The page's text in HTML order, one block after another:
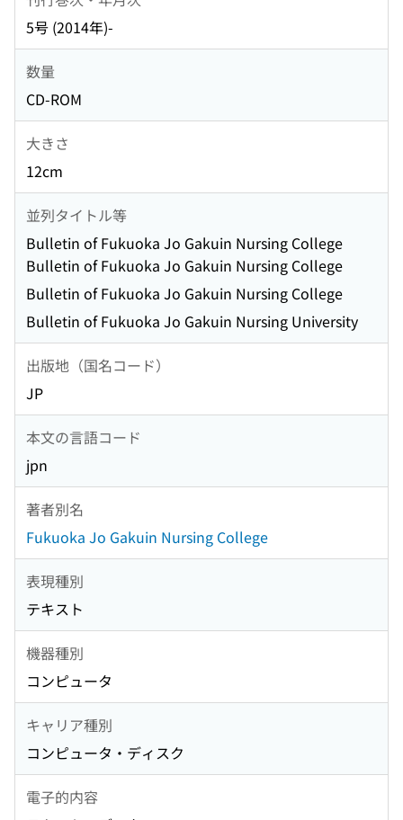
5号 (2014年)-
数量
CD-ROM
大きさ
12cm
並列タイトル等
Bulletin of Fukuoka Jo Gakuin Nursing College
Bulletin of Fukuoka Jo Gakuin Nursing College
Bulletin of Fukuoka Jo Gakuin Nursing College
Bulletin of Fukuoka Jo Gakuin Nursing University
出版地（国名コード）
JP
本文の言語コード
jpn
著者別名
Fukuoka Jo Gakuin Nursing College
表現種別
テキスト
機器種別
コンピュータ
キャリア種別
コンピュータ・ディスク
電子的内容